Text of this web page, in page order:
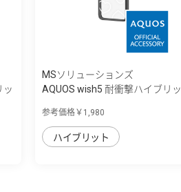
ッ
MSソリューションズ
AQUOS wish5 耐衝撃ハイブリッ
参考価格￥1,980
ハイブリット